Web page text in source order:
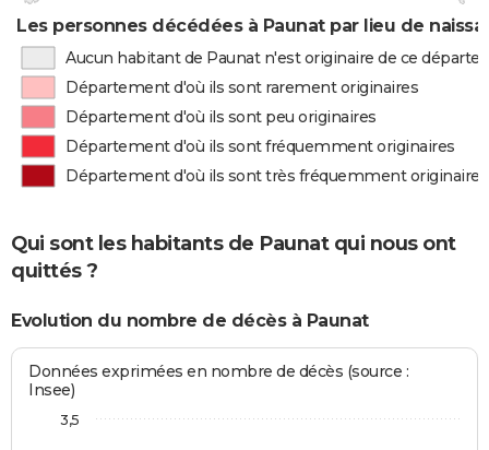
Les personnes décédées à Paunat par lieu de
Aucun habitant de Paunat n'est originaire de ce
Département d'où ils sont rarement originaires
Département d'où ils sont peu originaires
Département d'où ils sont fréquemment originaires
Département d'où ils sont très fréquemment originaires
Qui sont les habitants de Paunat qui nous ont
quittés ?
Evolution du nombre de décès à Paunat
Données exprimées en nombre de décès (source :
Insee)
3,5